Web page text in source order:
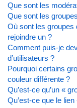
Que sont les
Que sont les
Où sont les groupes
rejoindre un ?
Comment puis-je
d’utilisateurs ?
Pourquoi certains
couleur différente ?
Qu’est-ce qu’un «
Qu’est-ce que le lien